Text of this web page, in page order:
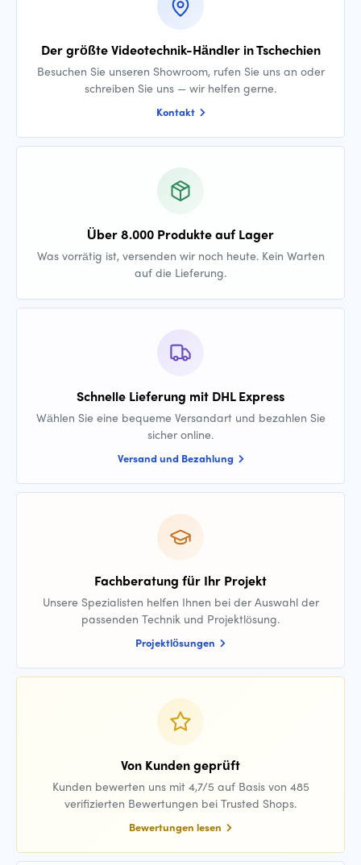
Der größte Videotechnik-Händler in Tschechien
Besuchen Sie unseren Showroom, rufen Sie uns an oder
schreiben Sie uns — wir helfen gerne.
Kontakt
Über 8.000 Produkte auf Lager
Was vorrätig ist, versenden wir noch heute. Kein Warten
auf die Lieferung.
Schnelle Lieferung mit DHL Express
Wählen Sie eine bequeme Versandart und bezahlen Sie
sicher online.
Versand und Bezahlung
Fachberatung für Ihr Projekt
Unsere Spezialisten helfen Ihnen bei der Auswahl der
passenden Technik und Projektlösung.
Projektlösungen
Von Kunden geprüft
Kunden bewerten uns mit 4,7/5 auf Basis von 485
verifizierten Bewertungen bei Trusted Shops.
Bewertungen lesen